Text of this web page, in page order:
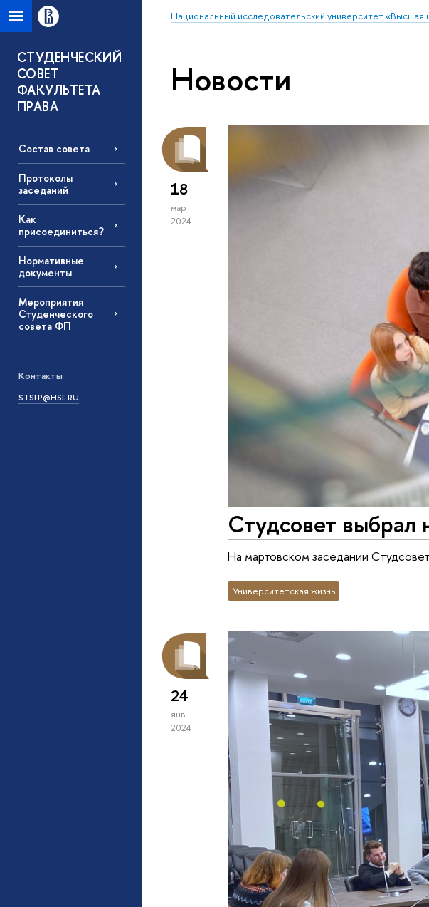
Национальный исследовательский университет «Высшая
СТУДЕНЧЕСКИЙ
СОВЕТ
ФАКУЛЬТЕТА
ПРАВА
Состав совета
Протоколы
заседаний
Как
присоединиться?
Нормативные
документы
Мероприятия
Студенческого
совета ФП
Контакты
STSFP@HSE.RU
Новости
18
мар
2024
Студсовет выбрал
На мартовском заседании
Университетская жизнь
24
янв
2024